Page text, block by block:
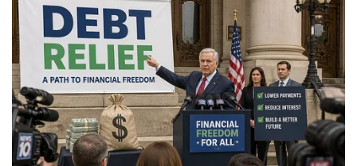
Sức khỏe
Dinh dưỡng - món ngon
Cây thuốc
Đời sống
Nhà đẹp
Blog